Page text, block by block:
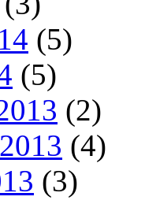
(5)
(5)
(2)
(4)
(3)